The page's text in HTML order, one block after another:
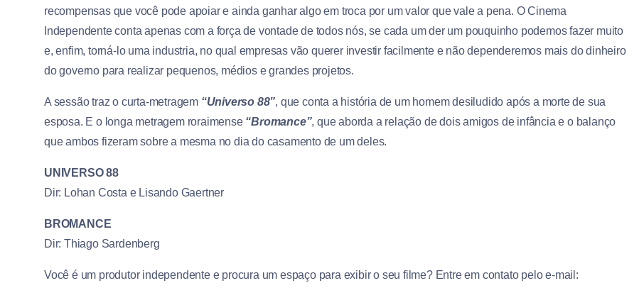
recompensas que você pode apoiar e ainda ganhar algo em troca por um valor que vale a pena. O Cinema
Independente conta apenas com a força de vontade de todos nós, se cada um der um pouquinho podemos fazer muito
e, enfim, torná-lo uma industria, no qual empresas vão querer investir facilmente e não dependeremos mais do dinheiro
do governo para realizar pequenos, médios e grandes projetos.
A sessão traz o curta-metragem “Universo 88”, que conta a história de um homem desiludido após a morte de sua
esposa. E o longa metragem roraimense“Bromance”, que aborda a relação de dois amigos de infância e o balanço
que ambos fizeram sobre a mesma no dia do casamento de um deles.
UNIVERSO 88
Dir: Lohan Costa e Lisando Gaertner
BROMANCE
Dir: Thiago Sardenberg
Você é um produtor independente e procura um espaço para exibir o seu filme? Entre em contato pelo e-mail: